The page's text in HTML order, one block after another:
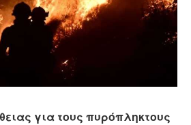
για τους πυρόπληκτους